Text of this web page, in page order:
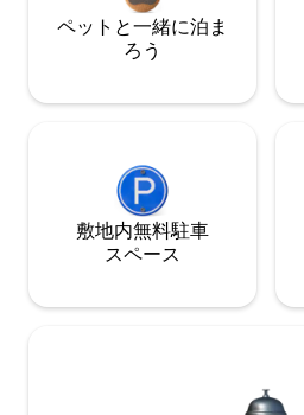
ペットと一緒に泊ま
ろう
敷地内無料駐⁠車
ス⁠ペ⁠ー⁠ス